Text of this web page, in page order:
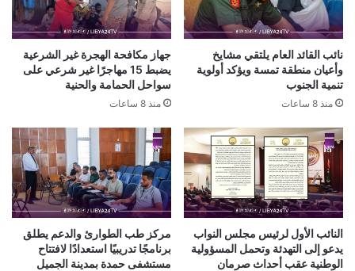
نائب القائد العام يلتقي مشايخ
وأعيان منطقة تمسة ويؤكد أولوية
تنمية الجنوب
منذ 8 ساعات
جهاز مكافحة الهجرة غير الشرعية
يضبط 15 مهاجرًا غير شرعي على
سواحل الحمامة والحنية
منذ 8 ساعات
النائب الأول لرئيس مجلس النواب
يدعو إلى التهدئة وتحمل المسؤولية
الوطنية عقب أحداث صرمان
مركز طب الطوارئ والدعم يطلق
برنامجًا تدريبيًا استعدادًا لافتتاح
مستشفى حمدة بمدينة الجميل